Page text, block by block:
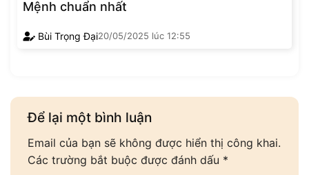
Mệnh chuẩn nhất
Bùi Trọng Đại20/05/2025 lúc 12:55
Để lại một bình luận
Email của bạn sẽ không được hiển thị công khai.
Các trường bắt buộc được đánh dấu *